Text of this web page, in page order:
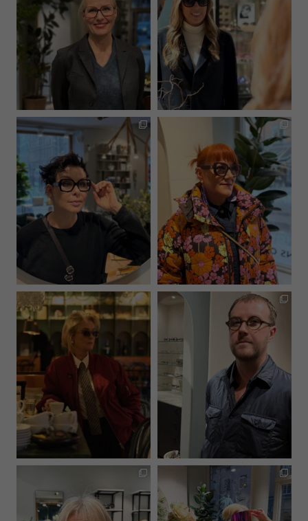
hultinsoptik
Jan 19
hultinsoptik
Jan 14
hultinsoptik
Jan 13
hultinsoptik
Dec 22